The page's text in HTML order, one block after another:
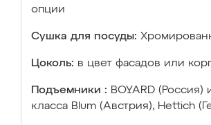
опции
Сушка для посуды:
Цоколь: в цвет фасадов или
Подъемники : BOYARD
класса Blum (Австрия), Hettich